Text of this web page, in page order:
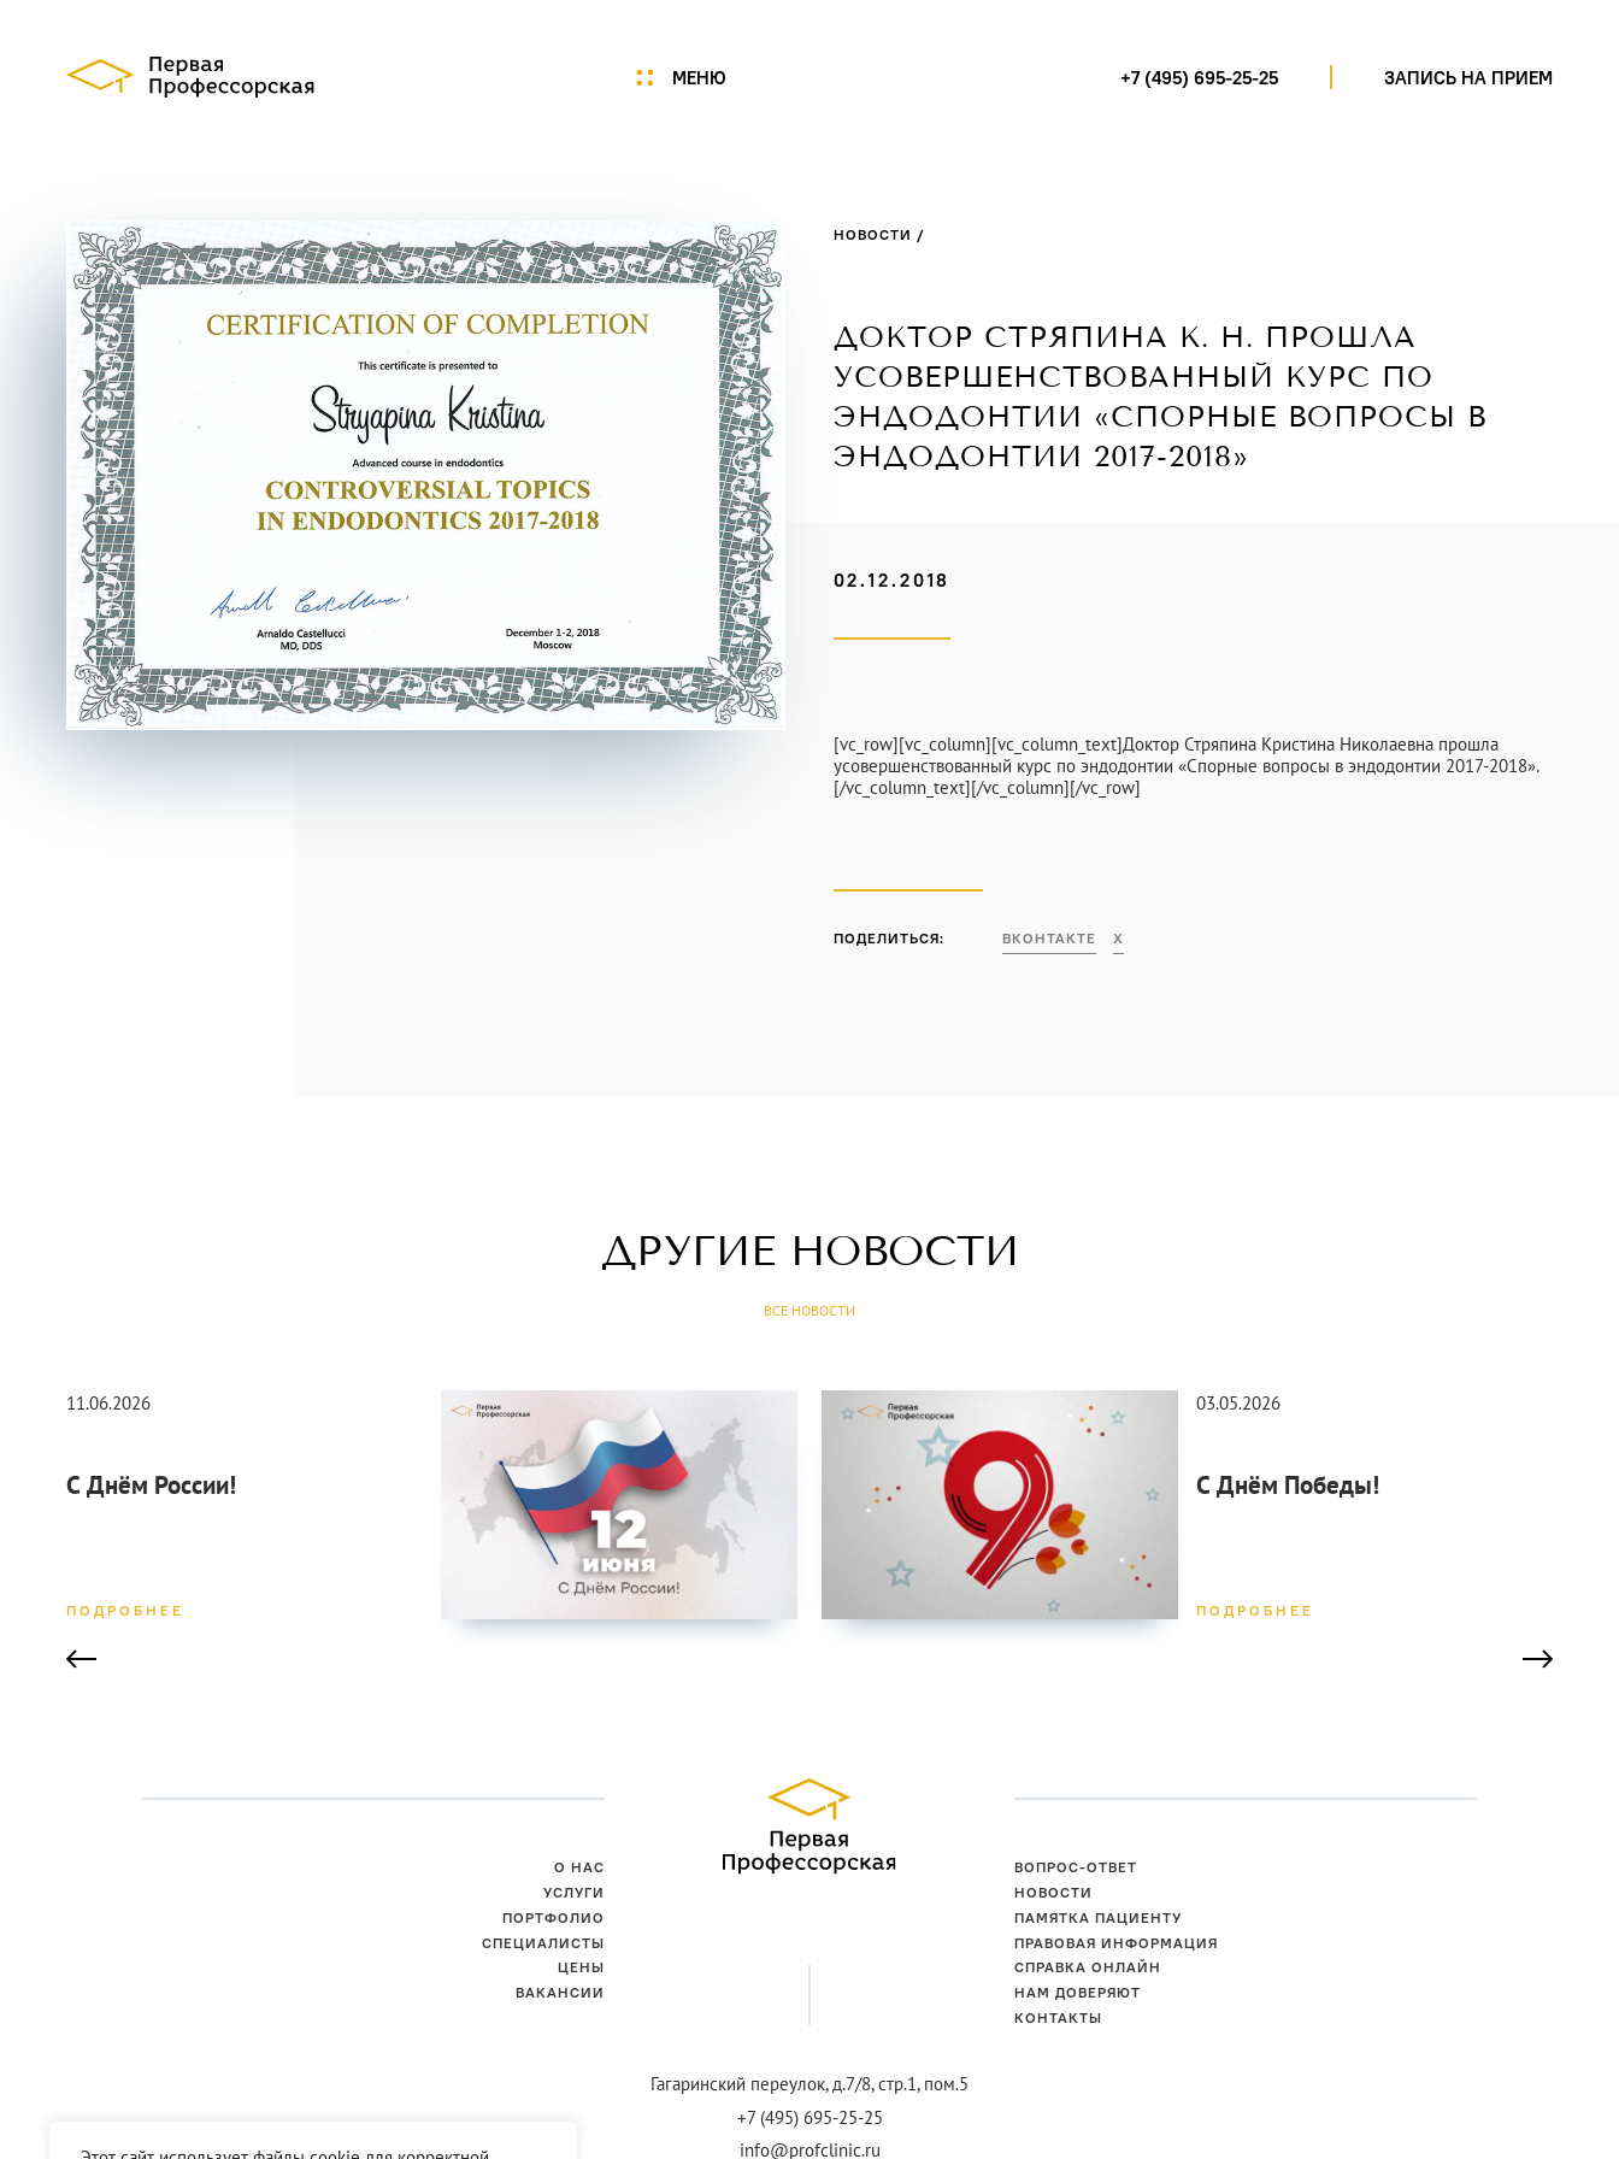
МЕНЮ +7 (495) 695-25-25 ЗАПИСЬ НА ПРИЕМ
Акции
Услуги
Портфолио
Специалисты
Нам доверяют
Технологии
Отзывы
Новости
Контакты
ГАГАРИНСКИЙ ПЕРЕУЛОК,Д.7/8, СТР.1, ПОМ.5 ПН-СБ 9:00-21:00
НОВОСТИ /
ДОКТОР СТРЯПИНА К. Н. ПРОШЛА
УСОВЕРШЕНСТВОВАННЫЙ КУРС ПО
ЭНДОДОНТИИ «СПОРНЫЕ ВОПРОСЫ В
ЭНДОДОНТИИ 2017-2018»
02.12.2018
[vc_row][vc_column][vc_column_text]Доктор Стряпина Кристина Николаевна прошла
усовершенствованный курс по эндодонтии «Спорные вопросы в эндодонтии 2017-2018».
[/vc_column_text][/vc_column][/vc_row]
ПОДЕЛИТЬСЯ: ВКОНТАКТЕ X
ДРУГИЕ НОВОСТИ
ВСЕ НОВОСТИ
11.06.2026
С Днём России!
ПОДРОБНЕЕ
03.05.2026
С Днём Победы!
ПОДРОБНЕЕ
О НАС
УСЛУГИ
ПОРТФОЛИО
СПЕЦИАЛИСТЫ
ЦЕНЫ
ВАКАНСИИ
ВОПРОС-ОТВЕТ
НОВОСТИ
ПАМЯТКА ПАЦИЕНТУ
ПРАВОВАЯ ИНФОРМАЦИЯ
СПРАВКА ОНЛАЙН
НАМ ДОВЕРЯЮТ
КОНТАКТЫ
Гагаринский переулок, д.7/8, стр.1, пом.5
+7 (495) 695-25-25
info@profclinic.ru